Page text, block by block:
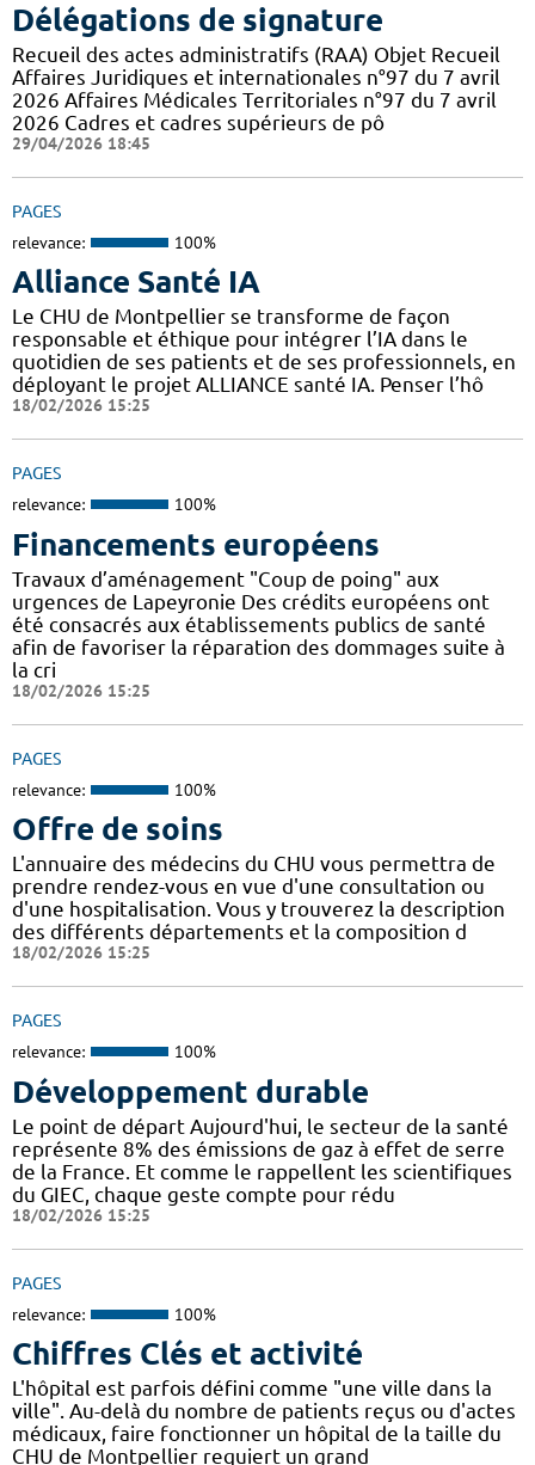
Délégations de signature
Recueil des actes administratifs (RAA) Objet Recueil
Affaires Juridiques et internationales n°97 du 7 avril
2026 Affaires Médicales Territoriales n°97 du 7 avril
2026 Cadres et cadres supérieurs de pô
29/04/2026 18:45
PAGES
relevance: 100%
Alliance Santé IA
Le CHU de Montpellier se transforme de façon
responsable et éthique pour intégrer l’IA dans le
quotidien de ses patients et de ses professionnels, en
déployant le projet ALLIANCE santé IA. Penser l’hô
18/02/2026 15:25
PAGES
relevance: 100%
Financements européens
Travaux d’aménagement "Coup de poing" aux
urgences de Lapeyronie Des crédits européens ont
été consacrés aux établissements publics de santé
afin de favoriser la réparation des dommages suite à
la cri
18/02/2026 15:25
PAGES
relevance: 100%
Offre de soins
L'annuaire des médecins du CHU vous permettra de
prendre rendez-vous en vue d'une consultation ou
d'une hospitalisation. Vous y trouverez la description
des différents départements et la composition d
18/02/2026 15:25
PAGES
relevance: 100%
Développement durable
Le point de départ Aujourd'hui, le secteur de la santé
représente 8% des émissions de gaz à effet de serre
de la France. Et comme le rappellent les scientifiques
du GIEC, chaque geste compte pour rédu
18/02/2026 15:25
PAGES
relevance: 100%
Chiffres Clés et activité
L'hôpital est parfois défini comme "une ville dans la
ville". Au-delà du nombre de patients reçus ou d'actes
médicaux, faire fonctionner un hôpital de la taille du
CHU de Montpellier requiert un grand